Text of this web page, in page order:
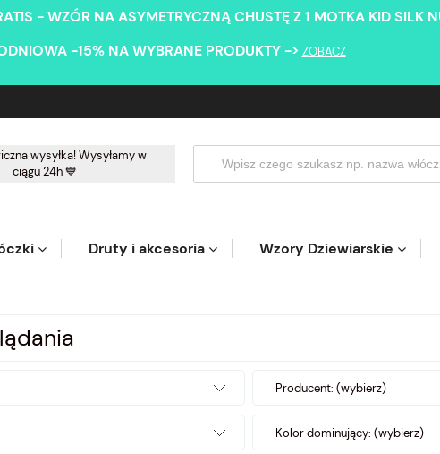
- WZÓR NA ASYMETRYCZNĄ CHUSTĘ Z 1 MOTKA KID SILK
-15% NA WYBRANE PRODUKTY -> ZOBACZ
wysyłka! Wysyłamy w
ciągu 24h 💙
Druty i akcesoria Wzory Dziewiarskie
Producent: (wybierz)
Kolor dominujący: (wybierz)